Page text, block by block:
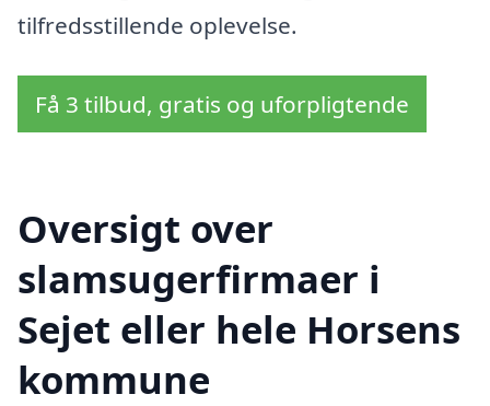
tilfredsstillende oplevelse.
Få 3 tilbud, gratis og uforpligtende
Oversigt over
slamsugerfirmaer i
Sejet eller hele Horsens
kommune